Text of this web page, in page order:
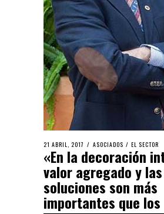
21 ABRIL, 2017 ASOCIADOS / EL SECTOR
«En la decoración
valor agregado y las
soluciones son más
importantes que